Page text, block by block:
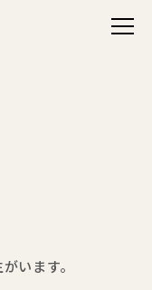
メニ
います。